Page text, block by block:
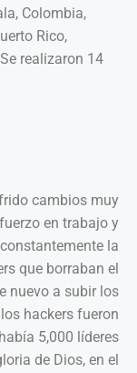
Colombia,
Rico,
realizaron 14
cambios muy
en trabajo y
la
que borraban el
nuevo a subir los
hackers fueron
5,000 líderes
de Dios, en el